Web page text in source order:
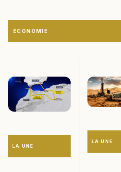
ÉCONOMIE
LA UNE
LA UNE